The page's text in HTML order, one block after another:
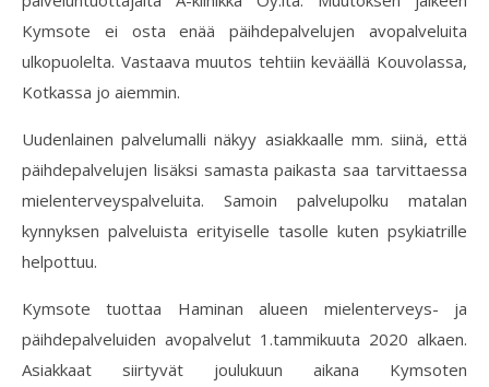
Kymsote ei osta enää päihdepalvelujen avopalveluita
ulkopuolelta. Vastaava muutos tehtiin keväällä Kouvolassa,
Kotkassa jo aiemmin.
Uudenlainen palvelumalli näkyy asiakkaalle mm. siinä, että
päihdepalvelujen lisäksi samasta paikasta saa tarvittaessa
mielenterveyspalveluita. Samoin palvelupolku matalan
kynnyksen palveluista erityiselle tasolle kuten psykiatrille
helpottuu.
Kymsote tuottaa Haminan alueen mielenterveys- ja
päihdepalveluiden avopalvelut 1.tammikuuta 2020 alkaen.
Asiakkaat siirtyvät joulukuun aikana Kymsoten